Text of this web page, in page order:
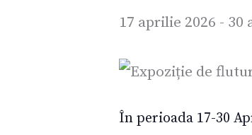
17 aprilie 2026 - 30
În perioada 17-30